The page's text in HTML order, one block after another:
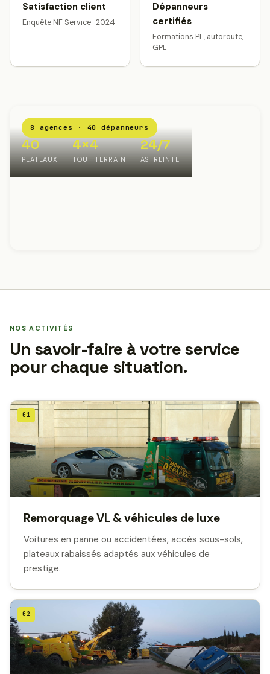
Satisfaction client
Enquête NF Service · 2024
Dépanneurs
certifiés
Formations PL, autoroute,
GPL
8 agences · 40 dépanneurs
40
PLATEAUX
4×4
TOUT TERRAIN
24/7
ASTREINTE
NOS ACTIVITÉS
Un savoir-faire à votre service
pour chaque situation.
01
Remorquage VL & véhicules de luxe
Voitures en panne ou accidentées, accès sous-sols,
plateaux rabaissés adaptés aux véhicules de
prestige.
02